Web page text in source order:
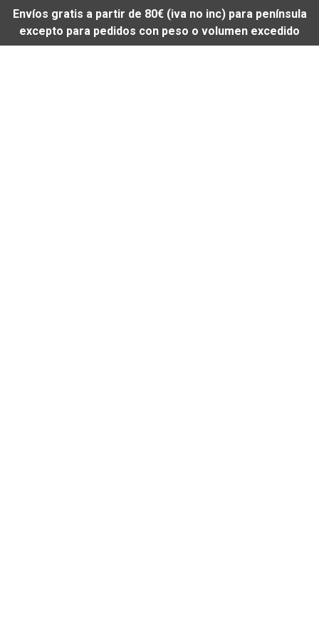
Envíos gratis a partir de 80€ (iva no inc) para península
excepto para pedidos con peso o volumen excedido